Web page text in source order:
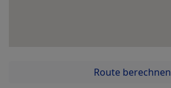
Route berechnen